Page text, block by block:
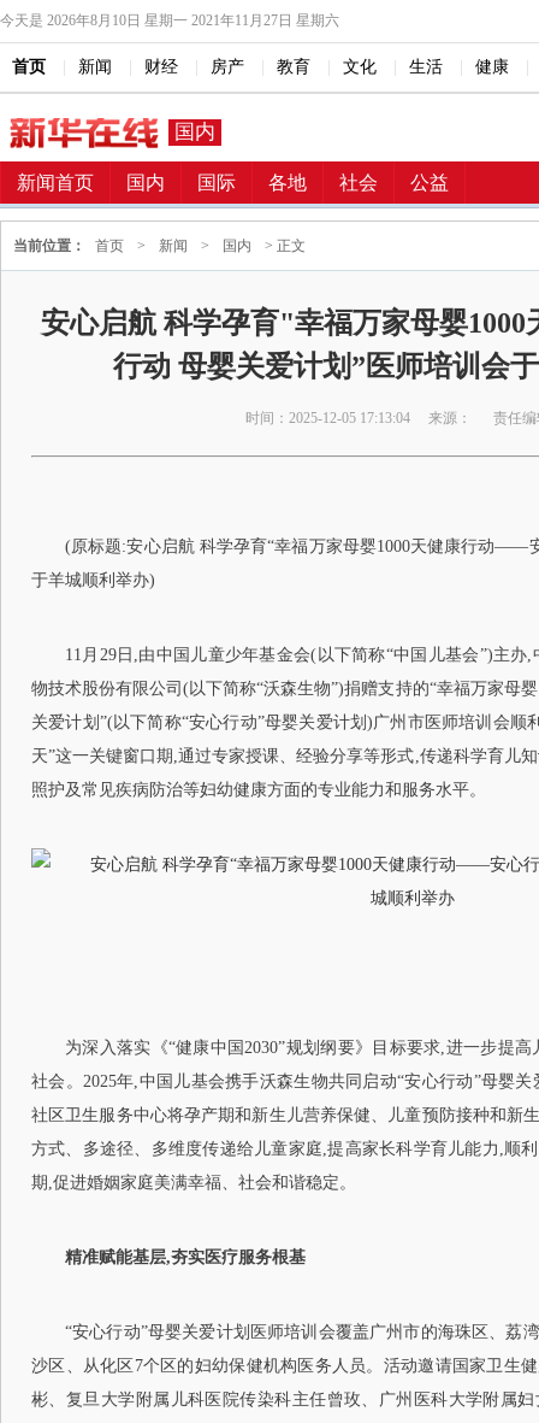
今天是 2026年8月10日 星期一 2021年11月27日 星期六
首页 新闻 财经 房产 教育 文化 生活 健康
国内
新闻首页 国内 国际 各地 社会 公益
当前位置： 首页 > 新闻 > 国内 > 正文
安心启航 科学孕育"幸福万家母婴
行动 母婴关爱计划”医师培训会
时间：2025-12-05 17:13:04 来源： 责任
(原标题:安心启航 科学孕育“幸福万家母婴1000天健康行动——
于羊城顺利举办)
11月29日,由中国儿童少年基金会(以下简称“中国儿基会”)主
物技术股份有限公司(以下简称“沃森生物”)捐赠支持的“幸福万家母
关爱计划”(以下简称“安心行动”母婴关爱计划)广州市医师培训会顺
天”这一关键窗口期,通过专家授课、经验分享等形式,传递科学育儿
照护及常见疾病防治等妇幼健康方面的专业能力和服务水平。
为深入落实《“健康中国2030”规划纲要》目标要求,进一步提
社会。2025年,中国儿基会携手沃森生物共同启动“安心行动”母婴
社区卫生服务中心将孕产期和新生儿营养保健、儿童预防接种和新
方式、多途径、多维度传递给儿童家庭,提高家长科学育儿能力,顺
期,促进婚姻家庭美满幸福、社会和谐稳定。
精准赋能基层,夯实医疗服务根基
“安心行动”母婴关爱计划医师培训会覆盖广州市的海珠区、荔
沙区、从化区7个区的妇幼保健机构医务人员。活动邀请国家卫生
彬、复旦大学附属儿科医院传染科主任曾玫、广州医科大学附属